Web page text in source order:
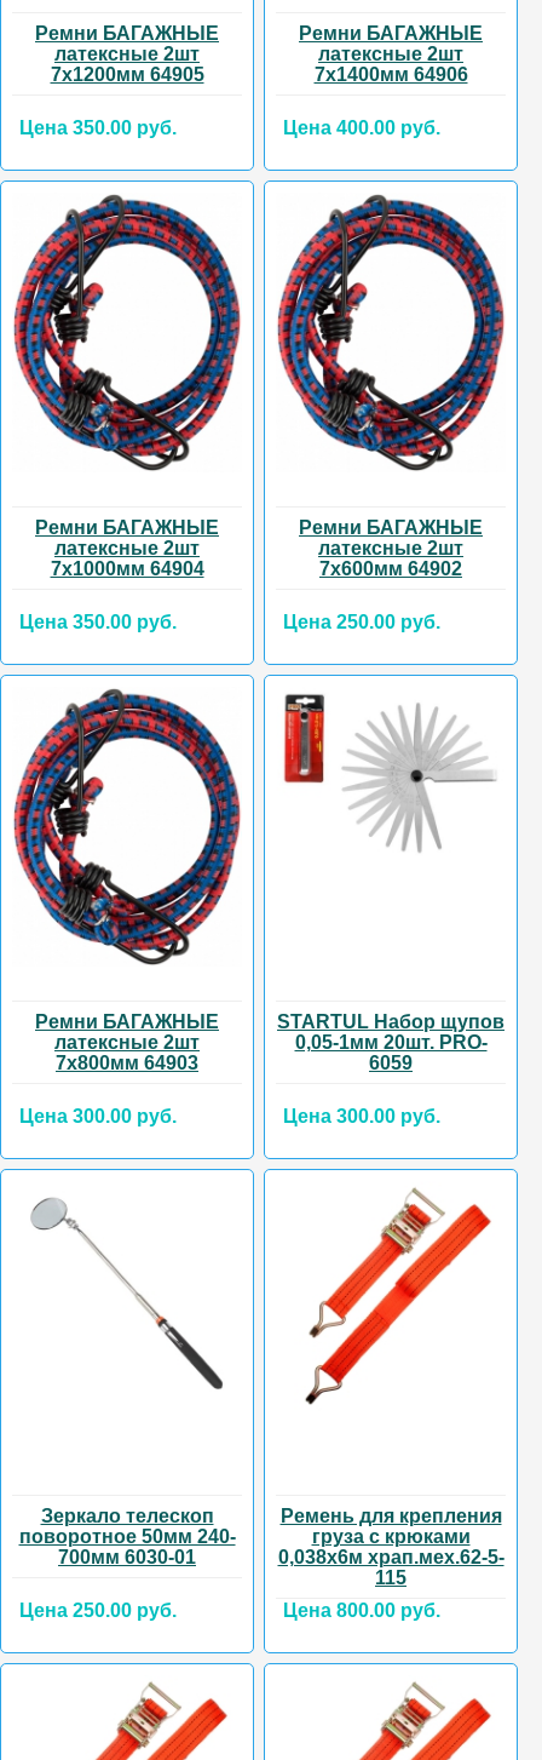
Ремни БАГАЖНЫЕ
латексные 2шт
7х1200мм 64905
Цена 350.00 руб.
Ремни БАГАЖНЫЕ
латексные 2шт
7х1400мм 64906
Цена 400.00 руб.
Ремни БАГАЖНЫЕ
латексные 2шт
7х1000мм 64904
Цена 350.00 руб.
Ремни БАГАЖНЫЕ
латексные 2шт
7х600мм 64902
Цена 250.00 руб.
Ремни БАГАЖНЫЕ
латексные 2шт
7х800мм 64903
Цена 300.00 руб.
STARTUL Набор щупов
0,05-1мм 20шт. PRO-
6059
Цена 300.00 руб.
Зеркало телескоп
поворотное 50мм 240-
700мм 6030-01
Цена 250.00 руб.
Ремень для крепления
груза с крюками
0,038х6м храп.мех.62-5-
115
Цена 800.00 руб.